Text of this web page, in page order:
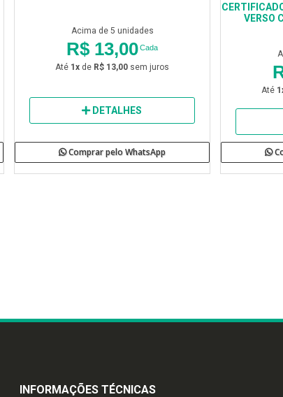
Acima de 5 unidades
R$ 13,00Cada
Até 1x de R$ 13,00 sem juros
DETALHES
Comprar pelo WhatsApp
VERSO
Até
INFORMAÇÕES TÉCNICAS